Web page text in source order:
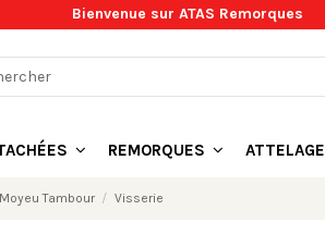
Bienvenue sur ATAS Remorques
REMORQUES ATTELAGE
Moyeu Tambour Visserie